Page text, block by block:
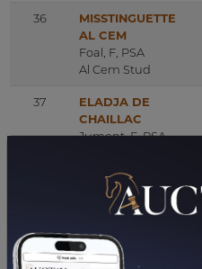
36
MISSTINGUETTE
AL CEM
Foal, F, PSA
Al Cem Stud
37
ELADJA DE
CHAILLAC
Jument, F, PSA
Chaillac
NEIGE AL
MAURY
Jument, F, PSA
Haras De Thouars